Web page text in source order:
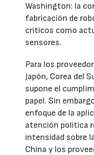
Washington: la
fabricación de
críticos como
sensores.
Para los
Japón, Corea del
supone el
papel. Sin
enfoque de la
atención política
intensidad sobre
China y los